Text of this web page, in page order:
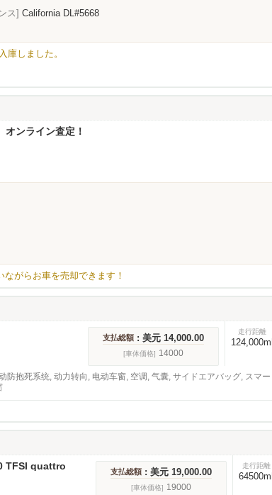
ス] California DL#5668
庫しました。
ンライン査定！
がらお車を売却できます！
支払総額 : 美元 14,000.00
[車体価格] 14000
走行距離
124,000ml
防抱死系统, 动力转向, 电动车窗, 空调, 气囊, サイドエアバッグ, スマ
TFSI quattro
支払総額 : 美元 19,000.00
[車体価格] 19000
走行距離
64500ml